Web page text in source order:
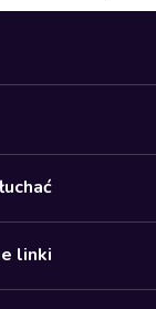
linki